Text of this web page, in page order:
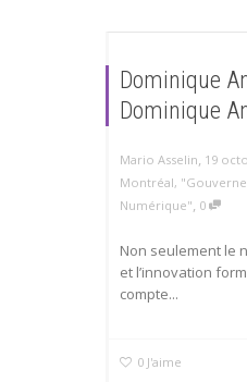
Dominique
Dominique
Mario Asselin, 19
Montréal,
Numérique", 0
Non seulement le
et l’innovation
compte...
0 J'aime